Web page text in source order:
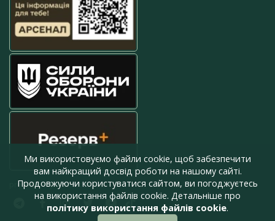
press@armyinform.com.ua
Ми використовуємо файли cookie, щоб забезпечити
вам найкращий досвід роботи на нашому сайті.
Продовжуючи користуватися сайтом, ви погоджуєтесь
на використання файлів cookie. Детальніше про
політику використання файлів cookie.